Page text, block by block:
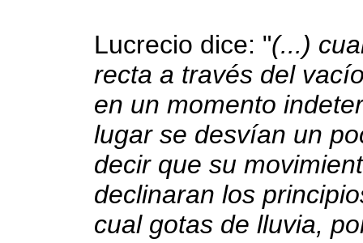
Lucrecio dice: "(...)
recta a través del
en un momento
lugar se desvían un
decir que su
declinaran los
cual gotas de lluvia,